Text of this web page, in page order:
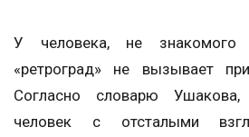
У человека, не
«ретроград» не вызывает
Согласно словарю
человек с отсталыми